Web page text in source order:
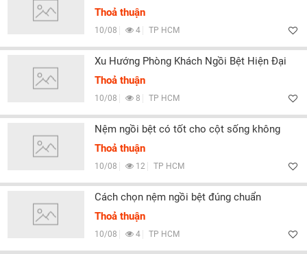
Thoả thuận
10/08 4 TP HCM
Xu Hướng Phòng Khách Ngồi Bệt Hiện Đại
Thoả thuận
10/08 8 TP HCM
Nệm ngồi bệt có tốt cho cột sống không
Thoả thuận
10/08 12 TP HCM
Cách chọn nệm ngồi bệt đúng chuẩn
Thoả thuận
10/08 4 TP HCM